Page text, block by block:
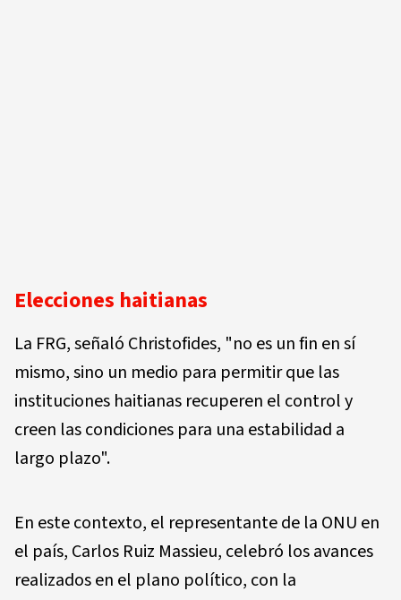
Elecciones haitianas
La FRG, señaló Christofides, "no es un fin en sí
mismo, sino un medio para permitir que las
instituciones haitianas recuperen el control y
creen las condiciones para una estabilidad a
largo plazo".
En este contexto, el representante de la ONU en
el país, Carlos Ruiz Massieu, celebró los avances
realizados en el plano político, con la